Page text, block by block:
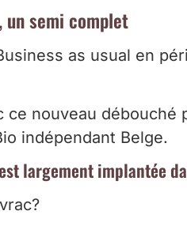
un semi complet
as usual en
ce nouveau
indépendant Belge.
largement implantée